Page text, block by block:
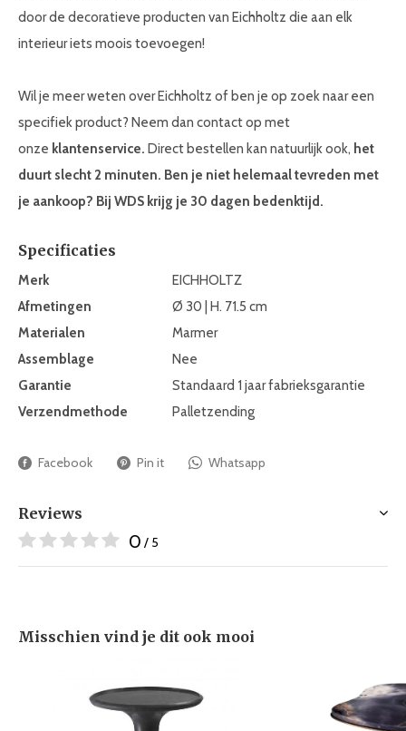
door de decoratieve producten van Eichholtz die aan elk
interieur iets moois toevoegen!
Wil je meer weten over Eichholtz of ben je op zoek naar een
specifiek product? Neem dan contact op met
onze klantenservice. Direct bestellen kan natuurlijk ook, het
duurt slecht 2 minuten. Ben je niet helemaal tevreden met
je aankoop? Bij WDS krijg je 30 dagen bedenktijd.
Specificaties
Merk
EICHHOLTZ
Afmetingen
Ø 30 | H. 71.5 cm
Materialen
Marmer
Assemblage
Nee
Garantie
Standaard 1 jaar fabrieksgarantie
Verzendmethode
Palletzending
Facebook Pin it Whatsapp
Reviews
0 / 5
Misschien vind je dit ook mooi